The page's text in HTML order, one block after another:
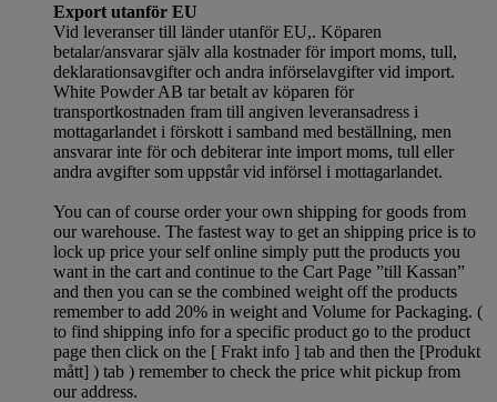
Export utanför EU
Vid leveranser till länder utanför EU,. Köparen
betalar/ansvarar själv alla kostnader för import moms, tull,
deklarationsavgifter och andra införselavgifter vid import.
White Powder AB tar betalt av köparen för
transportkostnaden fram till angiven leveransadress i
mottagarlandet i förskott i samband med beställning, men
ansvarar inte för och debiterar inte import moms, tull eller
andra avgifter som uppstår vid införsel i mottagarlandet.
You can of course order your own shipping for goods from
our warehouse. The fastest way to get an shipping price is to
lock up price your self online simply putt the products you
want in the cart and continue to the Cart Page ”till Kassan”
and then you can se the combined weight off the products
remember to add 20% in weight and Volume for Packaging. (
to find shipping info for a specific product go to the product
page then click on the [ Frakt info ] tab and then the [Produkt
mått] ) tab ) rememberto check the price whit pickup from
our address.